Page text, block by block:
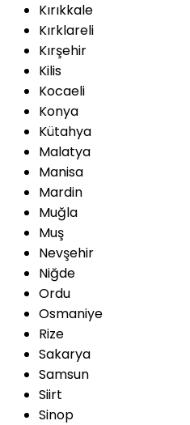
Kırıkkale
Kırklareli
Kırşehir
Kilis
Kocaeli
Konya
Kütahya
Malatya
Manisa
Mardin
Muğla
Muş
Nevşehir
Niğde
Ordu
Osmaniye
Rize
Sakarya
Samsun
Siirt
Sinop